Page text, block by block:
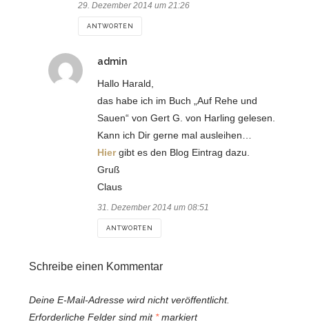
29. Dezember 2014 um 21:26
ANTWORTEN
adminsagt:
Hallo Harald,
das habe ich im Buch „Auf Rehe und
Sauen“ von Gert G. von Harling gelesen.
Kann ich Dir gerne mal ausleihen…
Hiergibt es den Blog Eintrag dazu.
Gruß
Claus
31. Dezember 2014 um 08:51
ANTWORTEN
Schreibe einen Kommentar
Deine E-Mail-Adresse wird nicht veröffentlicht.
Erforderliche Felder sind mit *markiert